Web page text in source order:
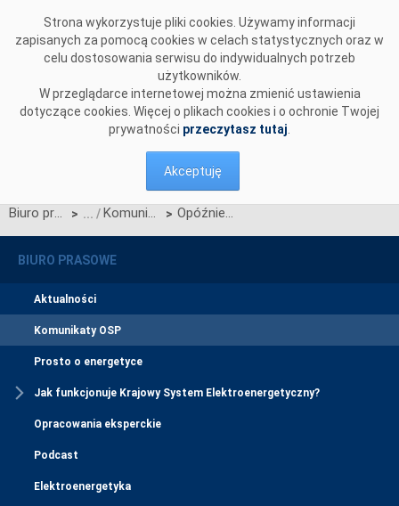
Strona wykorzystuje pliki cookies. Używamy informacji
zapisanych za pomocą cookies w celach statystycznych oraz w
celu dostosowania serwisu do indywidualnych potrzeb
użytkowników.
W przeglądarce internetowej można zmienić ustawienia
dotyczące cookies. Więcej o plikach cookies i o ochronie Twojej
prywatności przeczytasz tutaj
Akceptuję
Biuro prasowe > Komunikaty OSP > Opóźnienia w publikacji danych o pracy systemu
BIURO PRASOWE
Aktualności
Komunikaty OSP
Prosto o energetyce
Jak funkcjonuje Krajowy System Elektroenergetyczny?
Opracowania eksperckie
Podcast
Elektroenergetyka